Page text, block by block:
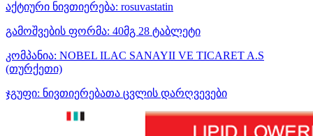
აქტიური ნივთიერება: rosuvastatin
გამოშვების ფორმა: 40მგ 28 ტაბლეტი
კომპანია: NOBEL ILAC SANAYII VE TICARET A.S
(თურქეთი)
ჯგუფი: ნივთიერებათა ცვლის დარღვევები